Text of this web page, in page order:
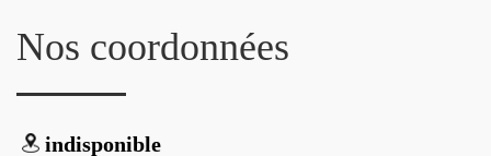
Nos coordonnées
indisponible